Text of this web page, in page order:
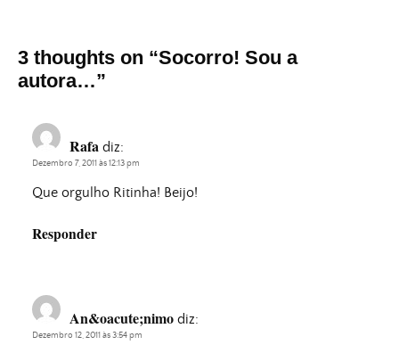
3 thoughts on “Socorro! Sou a
autora…”
Rafa diz:
Dezembro 7, 2011 às 12:13 pm
Que orgulho Ritinha! Beijo!
Responder
An&oacute;nimo diz:
Dezembro 12, 2011 às 3:54 pm